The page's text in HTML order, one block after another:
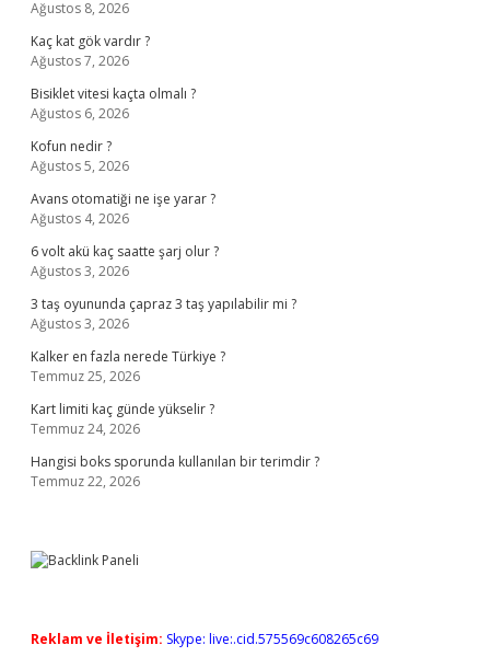
Ağustos 8, 2026
Kaç kat gök vardır ?
Ağustos 7, 2026
Bisiklet vitesi kaçta olmalı ?
Ağustos 6, 2026
Kofun nedir ?
Ağustos 5, 2026
Avans otomatiği ne işe yarar ?
Ağustos 4, 2026
6 volt akü kaç saatte şarj olur ?
Ağustos 3, 2026
3 taş oyununda çapraz 3 taş yapılabilir mi ?
Ağustos 3, 2026
Kalker en fazla nerede Türkiye ?
Temmuz 25, 2026
Kart limiti kaç günde yükselir ?
Temmuz 24, 2026
Hangisi boks sporunda kullanılan bir terimdir ?
Temmuz 22, 2026
Reklam ve İletişim: Skype: live:.cid.575569c608265c69